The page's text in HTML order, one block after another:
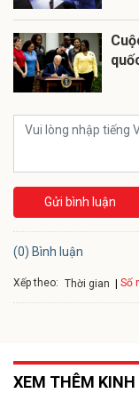
Gửi bình luận
(0) Bình luận
Xếp theo: Thời gian Số
XEM THÊM KINH